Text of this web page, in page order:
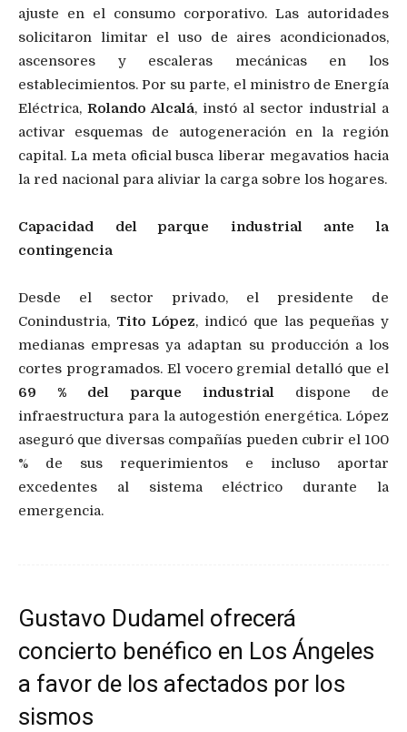
ajuste en el consumo corporativo. Las autoridades
solicitaron limitar el uso de aires acondicionados,
ascensores y escaleras mecánicas en los
establecimientos. Por su parte, el ministro de Energía
Eléctrica, Rolando Alcalá, instó al sector industrial a
activar esquemas de autogeneración en la región
capital. La meta oficial busca liberar megavatios hacia
la red nacional para aliviar la carga sobre los hogares.
Capacidad del parque industrial ante la
contingencia
Desde el sector privado, el presidente de
Conindustria, Tito López, indicó que las pequeñas y
medianas empresas ya adaptan su producción a los
cortes programados. El vocero gremial detalló que el
69 % del parque industrialdispone de
infraestructura para la autogestión energética. López
aseguró que diversas compañías pueden cubrir el 100
% de sus requerimientos e incluso aportar
excedentes al sistema eléctrico durante la
emergencia.
Gustavo Dudamel ofrecerá
concierto benéfico en Los Ángeles
a favor de los afectados por los
sismos